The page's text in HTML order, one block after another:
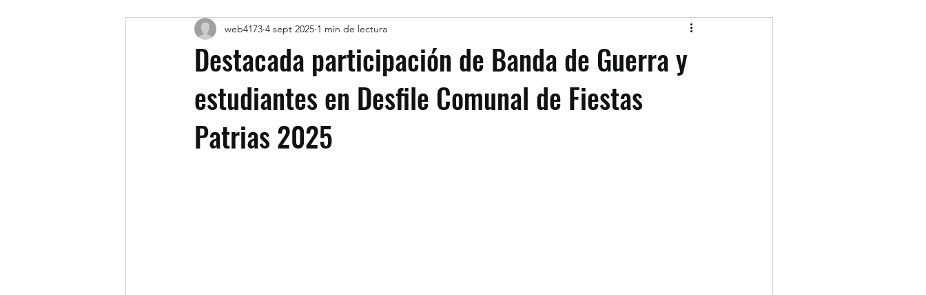
Destacada participación de Banda de Guerra y
estudiantes en Desfile Comunal de Fiestas
Patrias 2025
web4173 4 sept 2025 1 min de lectura